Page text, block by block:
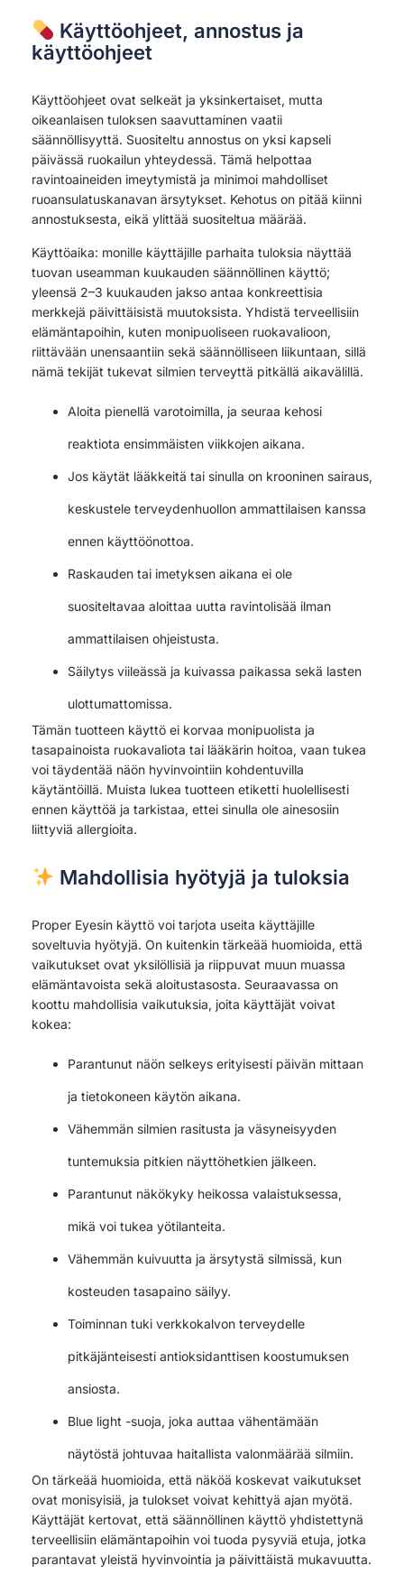
Käyttöohjeet, annostus ja
käyttöohjeet
Käyttöohjeet ovat selkeät ja yksinkertaiset, mutta
oikeanlaisen tuloksen saavuttaminen vaatii
säännöllisyyttä. Suositeltu annostus on yksi kapseli
päivässä ruokailun yhteydessä. Tämä helpottaa
ravintoaineiden imeytymistä ja minimoi mahdolliset
ruoansulatuskanavan ärsytykset. Kehotus on pitää kiinni
annostuksesta, eikä ylittää suositeltua määrää.
Käyttöaika: monille käyttäjille parhaita tuloksia näyttää
tuovan useamman kuukauden säännöllinen käyttö;
yleensä 2–3 kuukauden jakso antaa konkreettisia
merkkejä päivittäisistä muutoksista. Yhdistä terveellisiin
elämäntapoihin, kuten monipuoliseen ruokavalioon,
riittävään unensaantiin sekä säännölliseen liikuntaan, sillä
nämä tekijät tukevat silmien terveyttä pitkällä aikavälillä.
Aloita pienellä varotoimilla, ja seuraa kehosi
reaktiota ensimmäisten viikkojen aikana.
Jos käytät lääkkeitä tai sinulla on krooninen sairaus,
keskustele terveydenhuollon ammattilaisen kanssa
ennen käyttöönottoa.
Raskauden tai imetyksen aikana ei ole
suositeltavaa aloittaa uutta ravintolisää ilman
ammattilaisen ohjeistusta.
Säilytys viileässä ja kuivassa paikassa sekä lasten
ulottumattomissa.
Tämän tuotteen käyttö ei korvaa monipuolista ja
tasapainoista ruokavaliota tai lääkärin hoitoa, vaan tukea
voi täydentää näön hyvinvointiin kohdentuvilla
käytäntöillä. Muista lukea tuotteen etiketti huolellisesti
ennen käyttöä ja tarkistaa, ettei sinulla ole ainesosiin
liittyviä allergioita.
Mahdollisia hyötyjä ja tuloksia
Proper Eyesin käyttö voi tarjota useita käyttäjille
soveltuvia hyötyjä. On kuitenkin tärkeää huomioida, että
vaikutukset ovat yksilöllisiä ja riippuvat muun muassa
elämäntavoista sekä aloitustasosta. Seuraavassa on
koottu mahdollisia vaikutuksia, joita käyttäjät voivat
kokea:
Parantunut näön selkeys erityisesti päivän mittaan
ja tietokoneen käytön aikana.
Vähemmän silmien rasitusta ja väsyneisyyden
tuntemuksia pitkien näyttöhetkien jälkeen.
Parantunut näkökyky heikossa valaistuksessa,
mikä voi tukea yötilanteita.
Vähemmän kuivuutta ja ärsytystä silmissä, kun
kosteuden tasapaino säilyy.
Toiminnan tuki verkkokalvon terveydelle
pitkäjänteisesti antioksidanttisen koostumuksen
ansiosta.
Blue light -suoja, joka auttaa vähentämään
näytöstä johtuvaa haitallista valonmäärää silmiin.
On tärkeää huomioida, että näköä koskevat vaikutukset
ovat monisyisiä, ja tulokset voivat kehittyä ajan myötä.
Käyttäjät kertovat, että säännöllinen käyttö yhdistettynä
terveellisiin elämäntapoihin voi tuoda pysyviä etuja, jotka
parantavat yleistä hyvinvointia ja päivittäistä mukavuutta.